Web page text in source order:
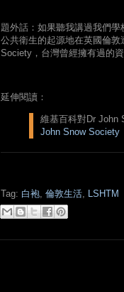
題外話：如果聽我講過我們
公共衛生的起源地在英國倫
Society，台灣曾經擁有過的
延伸閱讀：
維基百科對Dr John
John Snow Society
Tag: 白袍, 倫敦生活, LSHTM